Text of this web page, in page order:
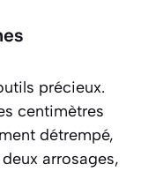
précieux.
centimètres
détrempé,
arrosages,